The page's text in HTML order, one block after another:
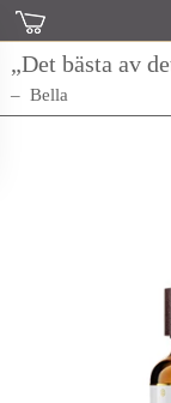
„Det bästa av
Bella